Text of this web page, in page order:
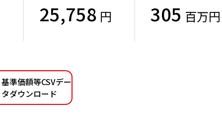
25,758 円 305 百万円
基準価額等CSVデー
タダウンロード